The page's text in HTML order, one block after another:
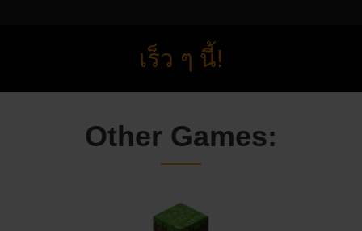
เร็ว ๆ นี้!
Other Games: